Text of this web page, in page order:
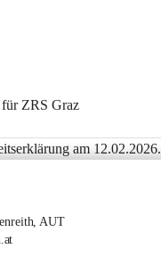
ZRS Graz
am 12.02.2026.
AUT